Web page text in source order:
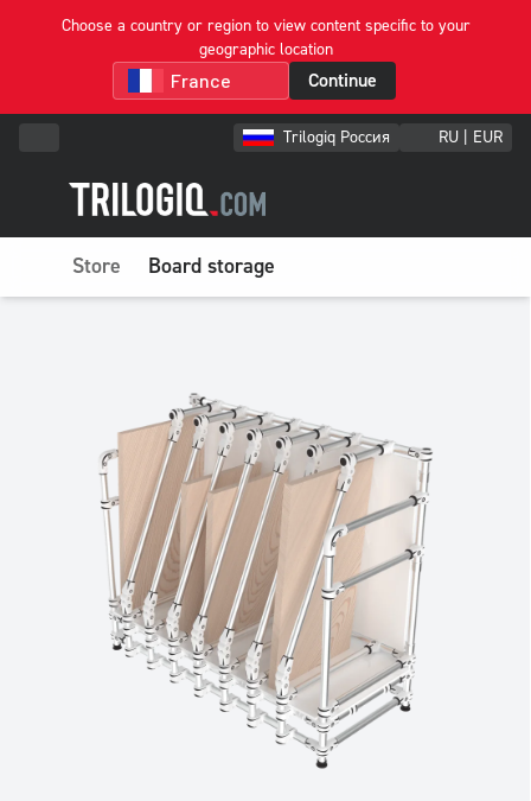
Choose a country or region to view content specific to your
geographic location
Continue
Trilogiq Россия RU | EUR
Store Board storage